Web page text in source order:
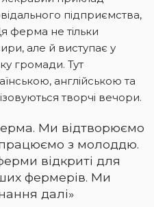
підприємства,
ферма не тільки
але й виступає у
громади. Тут
англійською та
творчі вечори.
Ми відтворюємо
з молоддю.
відкриті для
фермерів. Ми
далі»